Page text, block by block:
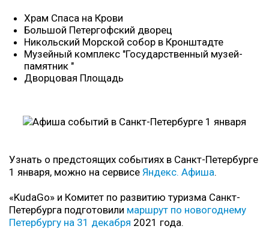
Храм Спаса на Крови
Большой Петергофский дворец
Никольский Морской собор в Кронштадте
Музейный комплекс "Государственный музей-
памятник "
Дворцовая Площадь
Узнать о предстоящих событиях в Санкт-Петербурге
1 января, можно на сервисе Яндекс. Афиша.
«KudaGo» и Комитет по развитию туризма Санкт-
Петербурга подготовили маршрут по новогоднему
Петербургу на 31 декабря 2021 года.